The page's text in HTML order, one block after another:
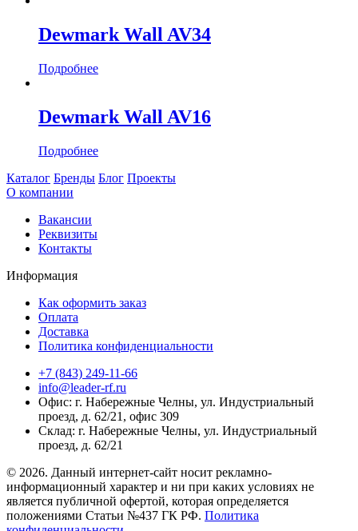
Dewmark Wall AV34
Подробнее
Dewmark Wall AV16
Подробнее
Каталог Бренды Блог Проекты
О компании
Вакансии
Реквизиты
Контакты
Информация
Как оформить заказ
Оплата
Доставка
Политика конфиденциальности
+7 (843) 249-11-66
info@leader-rf.ru
Офис: г. Набережные Челны, ул. Индустриальный
проезд, д. 62/21, офис 309
Склад: г. Набережные Челны, ул. Индустриальный
проезд, д. 62/21
© 2026. Данный интернет-сайт носит рекламно-
информационный характер и ни при каких условиях не
является публичной офертой, которая определяется
положениями Статьи №437 ГК РФ. Политика